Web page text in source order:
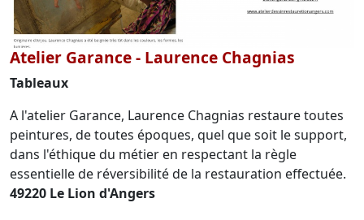
Atelier Garance - Laurence Chagnias
Tableaux
A l'atelier Garance, Laurence Chagnias restaure toutes
peintures, de toutes époques, quel que soit le support,
dans l'éthique du métier en respectant la règle
essentielle de réversibilité de la restauration effectuée.
49220 Le Lion d'Angers